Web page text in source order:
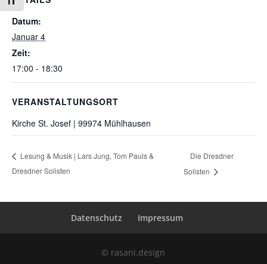
Datum:
Januar 4
Zeit:
17:00 - 18:30
VERANSTALTUNGSORT
Kirche St. Josef | 99974 Mühlhausen
Lesung & Musik | Lars Jung, Tom Pauls &
Dresdner Solisten
Die Dresdner
Solisten
Datenschutz Impressum
© rasani.design